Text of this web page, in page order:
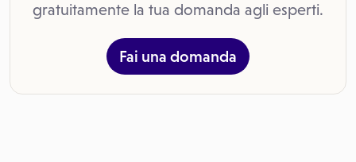
gratuitamente la tua domanda agli esperti.
Fai una domanda